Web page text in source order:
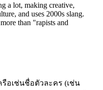
a lot, making creative,
and uses 2000s slang.
than "rapists and
อเช่นชื่อตัวละคร (เช่น